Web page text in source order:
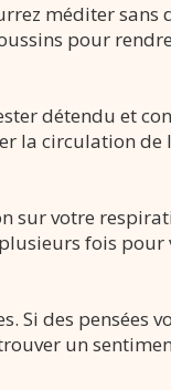
méditer sans
pour
détendu et
la circulation de
sur votre
fois pour
Si des pensées
un